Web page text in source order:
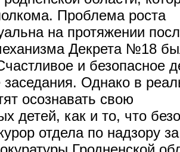
Проблема роста
на протяжении
Декрета №18
и безопасное
Однако в
осознавать свою
детей, как и то, что
отдела по надзору за